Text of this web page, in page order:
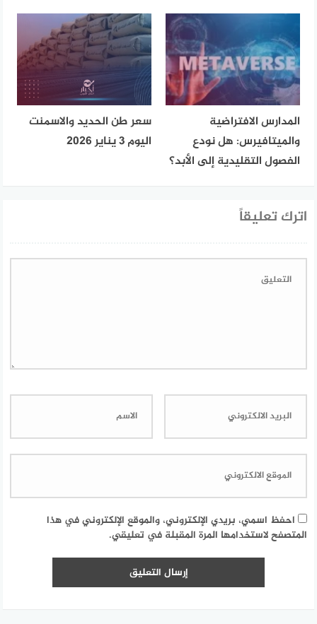
المدارس الافتراضية
والميتافيرس: هل نودع
الفصول التقليدية إلى الأبد؟
سعر طن الحديد والاسمنت
اليوم 3 يناير 2026
اترك تعليقاً
احفظ اسمي، بريدي الإلكتروني، والموقع الإلكتروني في هذا
المتصفح لاستخدامها المرة المقبلة في تعليقي.